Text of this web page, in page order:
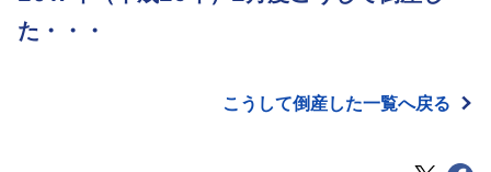
た・・・
こうして倒産した一覧へ戻る